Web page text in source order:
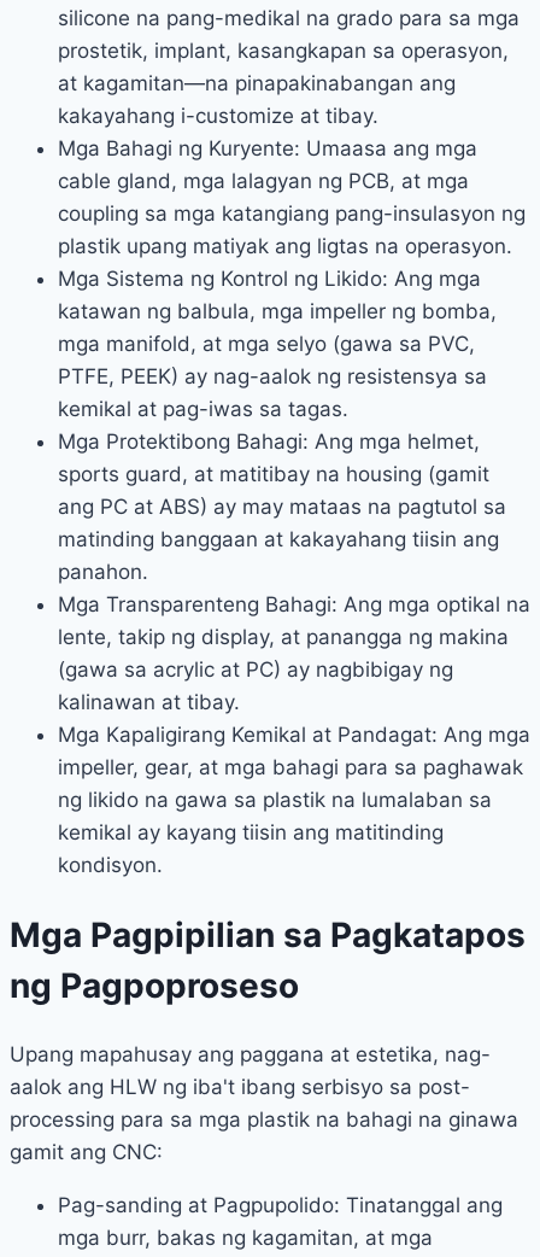
silicone na pang-medikal na grado para sa mga
prostetik, implant, kasangkapan sa operasyon,
at kagamitan—na pinapakinabangan ang
kakayahang i-customize at tibay.
Mga Bahagi ng Kuryente: Umaasa ang mga
cable gland, mga lalagyan ng PCB, at mga
coupling sa mga katangiang pang-insulasyon ng
plastik upang matiyak ang ligtas na operasyon.
Mga Sistema ng Kontrol ng Likido: Ang mga
katawan ng balbula, mga impeller ng bomba,
mga manifold, at mga selyo (gawa sa PVC,
PTFE, PEEK) ay nag-aalok ng resistensya sa
kemikal at pag-iwas sa tagas.
Mga Protektibong Bahagi: Ang mga helmet,
sports guard, at matitibay na housing (gamit
ang PC at ABS) ay may mataas na pagtutol sa
matinding banggaan at kakayahang tiisin ang
panahon.
Mga Transparenteng Bahagi: Ang mga optikal na
lente, takip ng display, at panangga ng makina
(gawa sa acrylic at PC) ay nagbibigay ng
kalinawan at tibay.
Mga Kapaligirang Kemikal at Pandagat: Ang mga
impeller, gear, at mga bahagi para sa paghawak
ng likido na gawa sa plastik na lumalaban sa
kemikal ay kayang tiisin ang matitinding
kondisyon.
Mga Pagpipilian sa Pagkatapos
ng Pagpoproseso
Upang mapahusay ang paggana at estetika, nag-
aalok ang HLW ng iba't ibang serbisyo sa post-
processing para sa mga plastik na bahagi na ginawa
gamit ang CNC:
Pag-sanding at Pagpupolido: Tinatanggal ang
mga burr, bakas ng kagamitan, at mga